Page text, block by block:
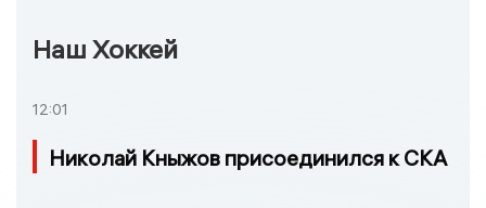
Наш Хоккей
12:01
Николай Кныжов присоединился к СКА